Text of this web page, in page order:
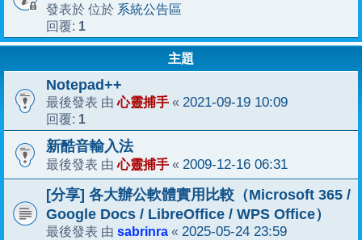
發表於 位於 系統公告區
回覆: 1
主題
Notepad++
最後發表 由心靈捕手 « 2021-09-19 10:09
回覆: 1
新酷音輸入法
最後發表 由心靈捕手 « 2009-12-16 06:31
[分享] 各大辦公軟體實用比較（Microsoft 365 /
Google Docs / LibreOffice / WPS Office）
最後發表 由 sabrinra « 2025-05-24 23:59